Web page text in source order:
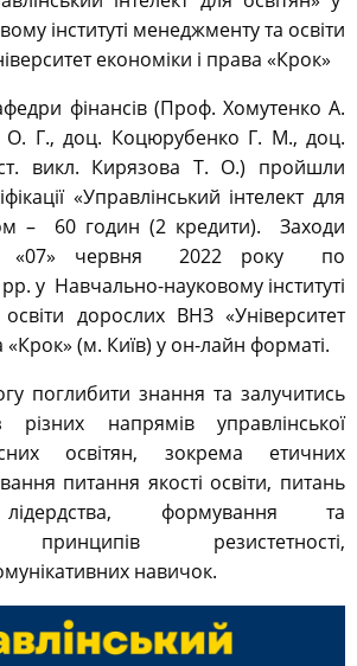
інституті менеджменту та освіти
економіки і права «Крок»
фінансів (Проф. Хомутенко А.
О. Г., доц. Коцюрубенко Г. М., доц.
викл. Кирязова Т. О.) пройшли
«Управлінський інтелект для
– 60 годин (2 кредити). Заходи
«07» червня 2022 року по
рр. у Навчально-науковому інституті
дорослих ВНЗ «Університет
«Крок» (м. Київ) у он-лайн форматі.
поглибити знання та залучитись
напрямів управлінської
освітян, зокрема етичних
питання якості освіти, питань
лідердства, формування та
принципів резистетності,
навичок.